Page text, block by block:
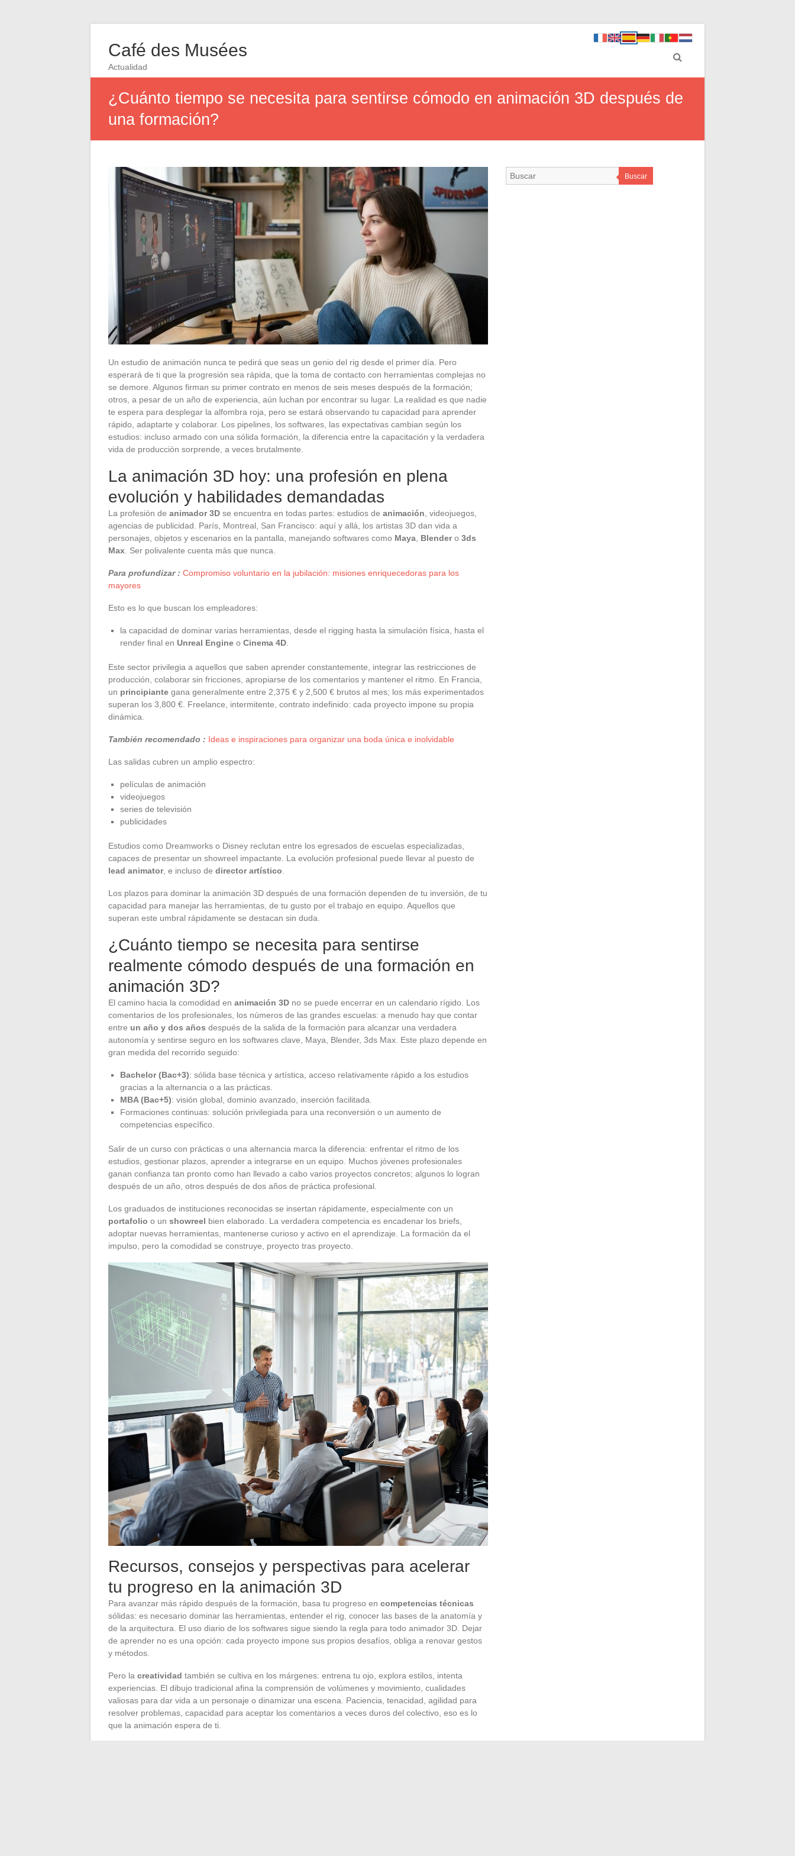
Café des Musées
Actualidad
¿Cuánto tiempo se necesita para sentirse cómodo en animación 3D después de
una formación?
Un estudio de animación nunca te pedirá que seas un genio del rig desde el primer día. Pero
esperará de ti que la progresión sea rápida, que la toma de contacto con herramientas complejas no
se demore. Algunos firman su primer contrato en menos de seis meses después de la formación;
otros, a pesar de un año de experiencia, aún luchan por encontrar su lugar. La realidad es que nadie
te espera para desplegar la alfombra roja, pero se estará observando tu capacidad para aprender
rápido, adaptarte y colaborar. Los pipelines, los softwares, las expectativas cambian según los
estudios: incluso armado con una sólida formación, la diferencia entre la capacitación y la verdadera
vida de producción sorprende, a veces brutalmente.
La animación 3D hoy: una profesión en plena
evolución y habilidades demandadas
La profesión de animador 3D se encuentra en todas partes: estudios de animación , videojuegos,
agencias de publicidad. París, Montreal, San Francisco: aquí y allá, los artistas 3D dan vida a
personajes, objetos y escenarios en la pantalla, manejando softwares como Maya Blendero 3ds
Max . Ser polivalente cuenta más que nunca.
Para profundizar : Compromiso voluntario en la jubilación: misiones enriquecedoras para los
mayores
Esto es lo que buscan los empleadores:
la capacidad de dominar varias herramientas, desde el rigging hasta la simulación física, hasta el
render final en Unreal Engine o Cinema 4D
Este sector privilegia a aquellos que saben aprender constantemente, integrar las restricciones de
producción, colaborar sin fricciones, apropiarse de los comentarios y mantener el ritmo. En Francia,
un principiante gana generalmente entre 2,375 € y 2,500 € brutos al mes; los más experimentados
superan los 3,800 €. Freelance, intermitente, contrato indefinido: cada proyecto impone su propia
dinámica.
También recomendado : Ideas e inspiraciones para organizar una boda única e inolvidable
Las salidas cubren un amplio espectro:
películas de animación
videojuegos
series de televisión
publicidades
Estudios como Dreamworks o Disney reclutan entre los egresados de escuelas especializadas,
capaces de presentar un showreel impactante. La evolución profesional puede llevar al puesto de
lead animator, e incluso de director artístico
Los plazos para dominar la animación 3D después de una formación dependen de tu inversión, de tu
capacidad para manejar las herramientas, de tu gusto por el trabajo en equipo. Aquellos que
superan este umbral rápidamente se destacan sin duda.
¿Cuánto tiempo se necesita para sentirse
realmente cómodo después de una formación en
animación 3D?
El camino hacia la comodidad en animación 3D no se puede encerrar en un calendario rígido. Los
comentarios de los profesionales, los números de las grandes escuelas: a menudo hay que contar
entre un año y dos años después de la salida de la formación para alcanzar una verdadera
autonomía y sentirse seguro en los softwares clave, Maya, Blender, 3ds Max. Este plazo depende en
gran medida del recorrido seguido:
Bachelor (Bac+3): sólida base técnica y artística, acceso relativamente rápido a los estudios
gracias a la alternancia o a las prácticas.
MBA (Bac+5): visión global, dominio avanzado, inserción facilitada.
Formaciones continuas: solución privilegiada para una reconversión o un aumento de
competencias específico.
Salir de un curso con prácticas o una alternancia marca la diferencia: enfrentar el ritmo de los
estudios, gestionar plazos, aprender a integrarse en un equipo. Muchos jóvenes profesionales
ganan confianza tan pronto como han llevado a cabo varios proyectos concretos; algunos lo logran
después de un año, otros después de dos años de práctica profesional.
Los graduados de instituciones reconocidas se insertan rápidamente, especialmente con un
portafolio o un showreel bien elaborado. La verdadera competencia es encadenar los briefs,
adoptar nuevas herramientas, mantenerse curioso y activo en el aprendizaje. La formación da el
impulso, pero la comodidad se construye, proyecto tras proyecto.
Recursos, consejos y perspectivas para acelerar
tu progreso en la animación 3D
Para avanzar más rápido después de la formación, basa tu progreso en competencias técnicas
sólidas: es necesario dominar las herramientas, entender el rig, conocer las bases de la anatomía y
de la arquitectura. El uso diario de los softwares sigue siendo la regla para todo animador 3D. Dejar
de aprender no es una opción: cada proyecto impone sus propios desafíos, obliga a renovar gestos
y métodos.
Pero la creatividad también se cultiva en los márgenes: entrena tu ojo, explora estilos, intenta
experiencias. El dibujo tradicional afina la comprensión de volúmenes y movimiento, cualidades
valiosas para dar vida a un personaje o dinamizar una escena. Paciencia, tenacidad, agilidad para
resolver problemas, capacidad para aceptar los comentarios a veces duros del colectivo, eso es lo
que la animación espera de ti.
Buscar